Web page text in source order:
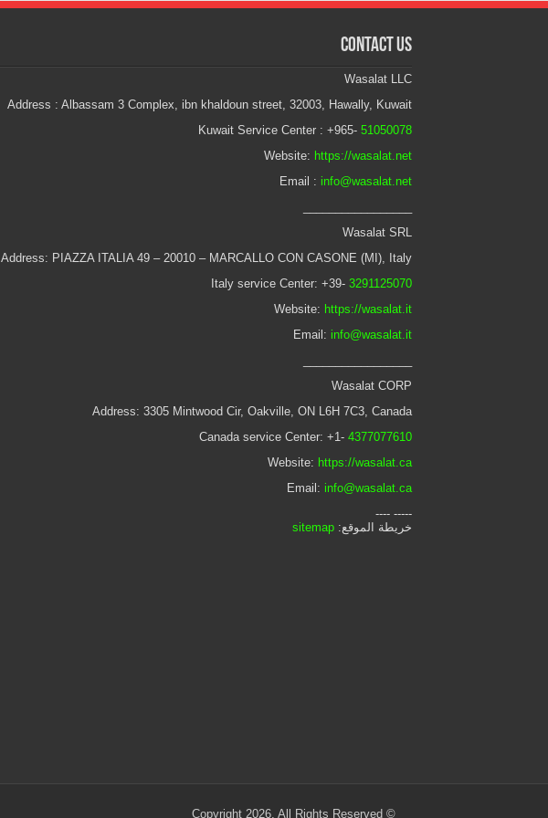
Contact Us
Wasalat LLC
Address : Albassam 3 Complex, ibn khaldoun street, 32003, Hawally, Kuwait
Kuwait Service Center : +965- 51050078
Website: https://wasalat.net
Email : info@wasalat.net
Wasalat SRL
Address: PIAZZA ITALIA 49 – 20010 – MARCALLO CON CASONE (MI), Italy
Italy service Center: +39- 3291125070
Website: https://wasalat.it
Email: info@wasalat.it
Wasalat CORP
Address: 3305 Mintwood Cir, Oakville, ON L6H 7C3, Canada
Canada service Center: +1- 4377077610
Website: https://wasalat.ca
Email: info@wasalat.ca
----- ----
خريطة الموقع:sitemap
© Copyright 2026, All Rights Reserved